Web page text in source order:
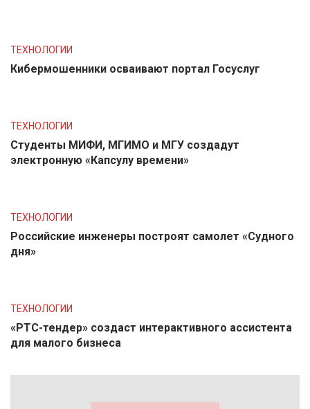
ТЕХНОЛОГИИ
Кибермошенники осваивают портал Госуслуг
ТЕХНОЛОГИИ
Студенты МИФИ, МГИМО и МГУ создадут
электронную «Капсулу времени»
ТЕХНОЛОГИИ
Российские инженеры построят самолет «Судного
дня»
ТЕХНОЛОГИИ
«РТС-тендер» создаст интерактивного ассистента
для малого бизнеса